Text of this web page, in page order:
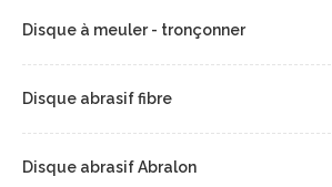
Disque à meuler - tronçonner
Disque abrasif fibre
Disque abrasif Abralon